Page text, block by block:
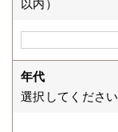
以内）
年代
選択してください